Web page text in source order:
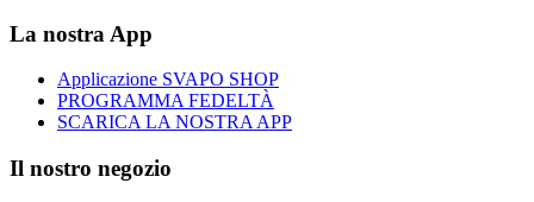
La nostra App
Applicazione SVAPO SHOP
PROGRAMMA FEDELTÀ
SCARICA LA NOSTRA APP
Il nostro negozio